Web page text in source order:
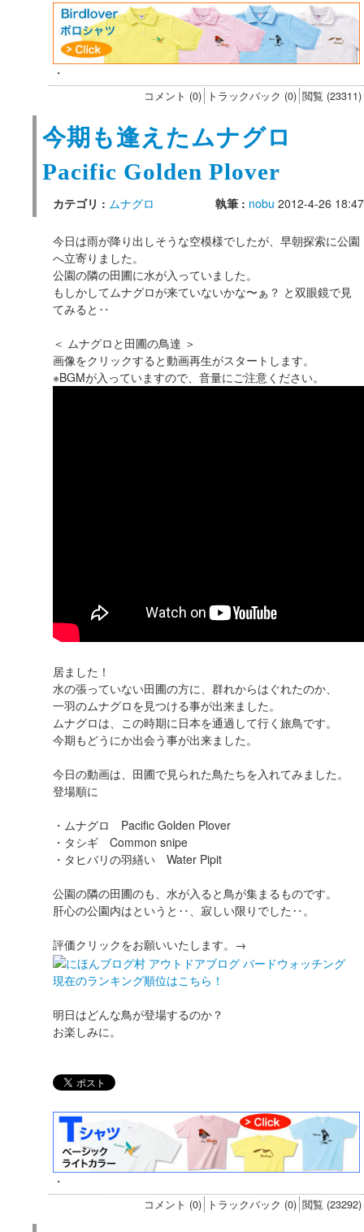
・
コメント (0) トラックバック (0) 閲覧 (23311)
今期も逢えたムナグロ
Pacific Golden Plover
カテゴリ : ムナグロ 執筆 : nobu 2012-4-26 18:47
今日は雨が降り出しそうな空模様でしたが、早朝探索に公園
へ立寄りました。
公園の隣の田圃に水が入っていました。
もしかしてムナグロが来ていないかな〜ぁ？ と双眼鏡で見
てみると‥
＜ ムナグロと田圃の鳥達 ＞
画像をクリックすると動画再生がスタートします。
※BGMが入っていますので、音量にご注意ください。
居ました！
水の張っていない田圃の方に、群れからはぐれたのか、
一羽のムナグロを見つける事が出来ました。
ムナグロは、この時期に日本を通過して行く旅鳥です。
今期もどうにか出会う事が出来ました。
今日の動画は、田圃で見られた鳥たちを入れてみました。
登場順に
・ムナグロ Pacific Golden Plover
・タシギ Common snipe
・タヒバリの羽繕い Water Pipit
公園の隣の田圃のも、水が入ると鳥が集まるものです。
肝心の公園内はというと‥、寂しい限りでした‥。
評価クリックをお願いいたします。→
現在のランキング順位はこちら！
明日はどんな鳥が登場するのか？
お楽しみに。
・
コメント (0) トラックバック (0) 閲覧 (23292)